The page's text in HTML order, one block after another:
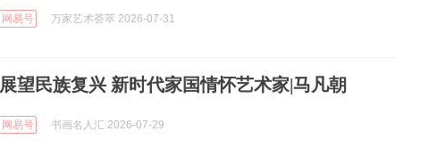
网易号 万家艺术荟萃 2026-07-31
展望民族复兴 新时代家国情怀艺术家|马凡朝
网易号 书画名人汇 2026-07-29